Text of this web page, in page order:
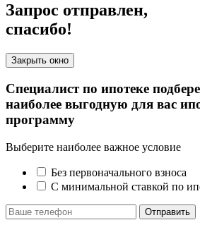
Запрос отправлен,
спасибо!
Закрыть окно
Специалист по ипотеке
наиболее выгодную для вас
программу
Выберите наиболее важное условие
Без первоначального взноса
С минимальной ставкой по
Отправить